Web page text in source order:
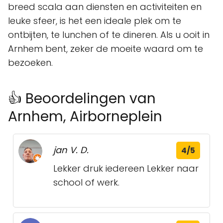
breed scala aan diensten en activiteiten en
leuke sfeer, is het een ideale plek om te
ontbijten, te lunchen of te dineren. Als u ooit in
Arnhem bent, zeker de moeite waard om te
bezoeken.
👍 Beoordelingen van
Arnhem, Airborneplein
jan V. D. 4/5
Lekker druk iedereen Lekker naar
school of werk.